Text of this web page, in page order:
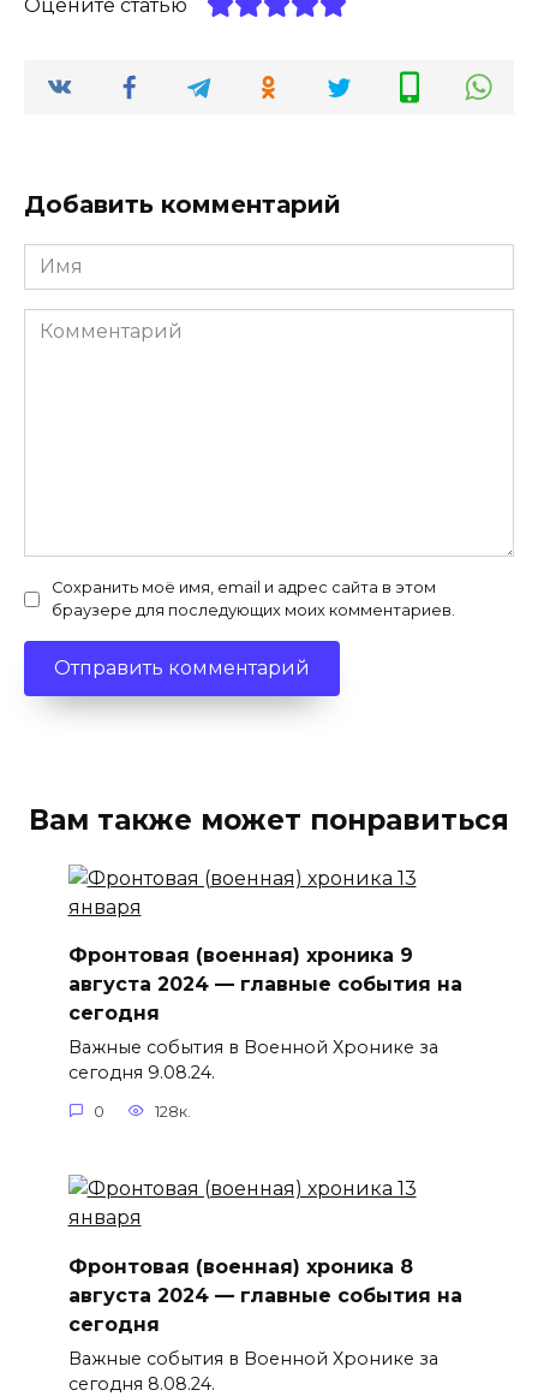
Оцените статью
Добавить комментарий
Имя
*
Комментарий
Сохранить моё имя, email и адрес сайта в этом
браузере для последующих моих комментариев.
Вам также может понравиться
Фронтовая (военная) хроника 9
августа 2024 — главные события на
сегодня
Важные события в Военной Хронике за
сегодня 9.08.24.
0 128к.
Фронтовая (военная) хроника 8
августа 2024 — главные события на
сегодня
Важные события в Военной Хронике за
сегодня 8.08.24.